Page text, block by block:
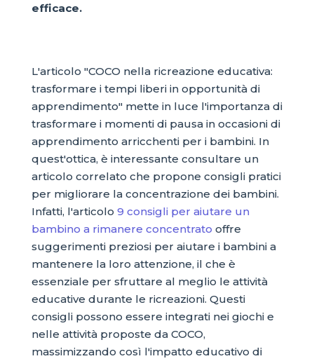
efficace.
L'articolo "COCO nella ricreazione educativa:
trasformare i tempi liberi in opportunità di
apprendimento" mette in luce l'importanza di
trasformare i momenti di pausa in occasioni di
apprendimento arricchenti per i bambini. In
quest'ottica, è interessante consultare un
articolo correlato che propone consigli pratici
per migliorare la concentrazione dei bambini.
Infatti, l'articolo 9 consigli per aiutare un
bambino a rimanere concentrato offre
suggerimenti preziosi per aiutare i bambini a
mantenere la loro attenzione, il che è
essenziale per sfruttare al meglio le attività
educative durante le ricreazioni. Questi
consigli possono essere integrati nei giochi e
nelle attività proposte da COCO,
massimizzando così l'impatto educativo di